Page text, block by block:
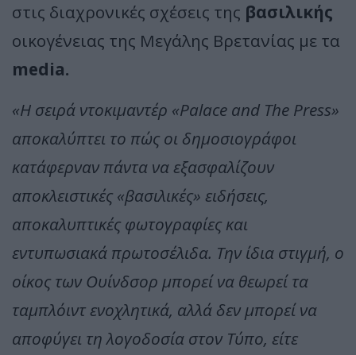
στις διαχρονικές σχέσεις της βασιλικής
οικογένειας της Μεγάλης Βρετανίας με τα
media.
«Η σειρά ντοκιμαντέρ «Palace and The Press»
αποκαλύπτει το πώς οι δημοσιογράφοι
κατάφερναν πάντα να εξασφαλίζουν
αποκλειστικές «βασιλικές» ειδήσεις,
αποκαλυπτικές φωτογραφίες και
εντυπωσιακά πρωτοσέλιδα. Την ίδια στιγμή, ο
οίκος των Ουίνδσορ μπορεί να θεωρεί τα
ταμπλόιντ ενοχλητικά, αλλά δεν μπορεί να
αποφύγει τη λογοδοσία στον Τύπο, είτε